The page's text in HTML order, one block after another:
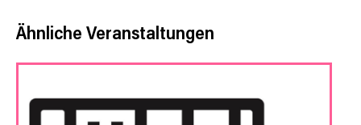
Ähnliche Veranstaltungen